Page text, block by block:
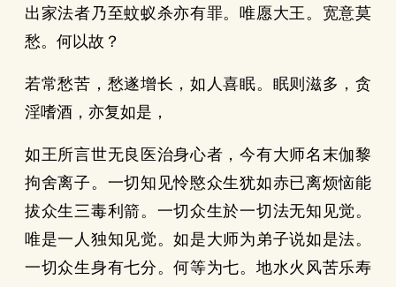
出家法者乃至蚊蚁杀亦有罪。唯愿大王。宽意莫
愁。何以故？
若常愁苦，愁遂增长，如人喜眠。眠则滋多，贪
淫嗜酒，亦复如是，
如王所言世无良医治身心者，今有大师名末伽黎
拘舍离子。一切知见怜愍众生犹如赤已离烦恼能
拔众生三毒利箭。一切众生於一切法无知见觉。
唯是一人独知见觉。如是大师为弟子说如是法。
一切众生身有七分。何等为七。地水火风苦乐寿